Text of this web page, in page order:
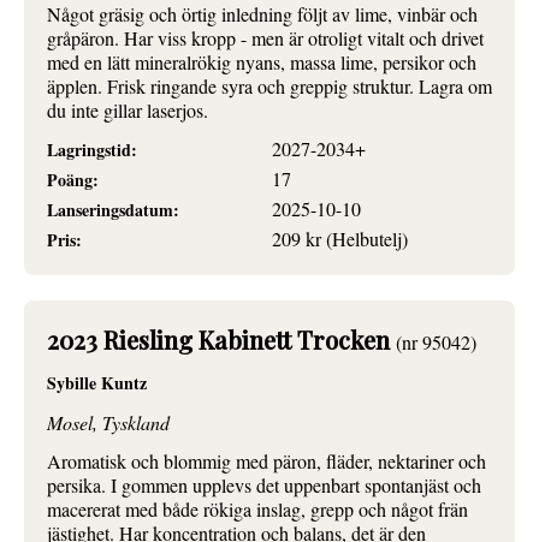
Något gräsig och örtig inledning följt av lime, vinbär och
gråpäron. Har viss kropp - men är otroligt vitalt och drivet
med en lätt mineralrökig nyans, massa lime, persikor och
äpplen. Frisk ringande syra och greppig struktur. Lagra om
du inte gillar laserjos.
Lagringstid:
2027-2034+
Poäng:
17
Lanseringsdatum:
2025-10-10
Pris:
209 kr (Helbutelj)
2023 Riesling Kabinett Trocken(nr 95042)
Sybille Kuntz
Mosel, Tyskland
Aromatisk och blommig med päron, fläder, nektariner och
persika. I gommen upplevs det uppenbart spontanjäst och
macererat med både rökiga inslag, grepp och något frän
jästighet. Har koncentration och balans, det är den